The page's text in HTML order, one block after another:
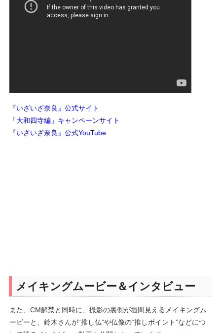
『いざいざ奈良』公式サイト
「大和四寺編」キャンペーンサイト
『いざいざ奈良』公式YouTube
メイキングムービー＆インタビュー
また、CM解禁と同時に、撮影の裏側が垣間見えるメイキングム
ービーと、鈴木さんが“推し仏”や仏像の“推しポイント”などにつ